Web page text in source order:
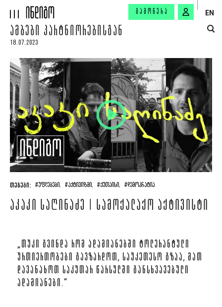
ᲒᲐᲛᲝᲬᲔᲠᲐ EN
ᲐᲛᲑᲔᲑᲘ ᲞᲐᲠᲢᲜᲘᲝᲠᲔᲑᲘᲡᲒᲐᲜ
18.07.2023
ᲗᲔᲒᲔᲑᲘ: #ᲣᲤᲚᲔᲑᲔᲑᲘ, #ᲐᲥᲢᲘᲕᲘᲖᲛᲘ, #ᲥᲣᲗᲐᲘᲡᲘ, #ᲓᲔᲛᲝᲙᲠᲐᲢᲘᲐ
ᲐᲙᲐᲙᲘ ᲡᲐᲦᲘᲜᲐᲫᲔ | ᲡᲐᲛᲝᲥᲐᲚᲐᲥᲝ ᲐᲥᲢᲘᲕᲘᲡᲢᲘ
„ᲗᲣᲙᲘ ᲒᲕᲘᲜᲓᲐ ᲠᲝᲛ ᲐᲓᲐᲛᲘᲐᲜᲔᲑᲨᲘ ᲢᲝᲚᲔᲠᲐᲜᲢᲣᲚᲘ
ᲣᲠᲗᲘᲔᲠᲗᲝᲑᲔᲑᲘ ᲒᲐᲕᲖᲐᲠᲓᲝᲗ, ᲡᲐᲣᲙᲔᲗᲔᲡᲝ ᲒᲖᲐᲐ, ᲛᲐᲗ
ᲓᲐᲕᲐᲜᲐᲮᲝᲗ ᲡᲐᲙᲣᲗᲐᲠ ᲬᲐᲠᲡᲣᲚᲨᲘ ᲒᲐᲜᲡᲮᲕᲐᲕᲔᲑᲣᲚᲘ
ᲐᲓᲐᲛᲘᲐᲜᲔᲑᲘ.“